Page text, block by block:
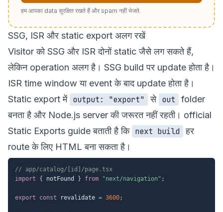
हम आपका data सुरक्षित रखते हैं और spam नहीं भेजते.
SSG, ISR और static export अलग रखें
Visitor को SSG और ISR दोनों static जैसे लग सकते हैं,
लेकिन operation अलग है। SSG build पर update होता है।
ISR time window या event के बाद update होता है।
Static export में output: "export" से out
folder
बनता है और Node.js server की जरूरत नहीं रहती। official
Static Exports guide बताती है कि next build हर
route के लिए HTML बना सकता है।
// app/catalog/[id]/page.tsx
import
{ notFound } from "next/navigation" ;
export const revalidate = 3600;